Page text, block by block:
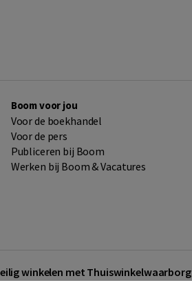
Boom voor jou
Voor de boekhandel
Voor de pers
Publiceren bij Boom
Werken bij Boom & Vacatures
winkelen met Thuiswinkelwaarborg